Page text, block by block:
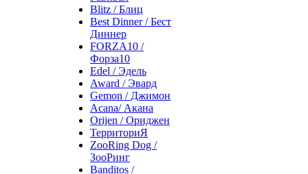
Blitz / Блиц
Best Dinner / Бест
Диннер
FORZA10 /
Форза10
Edel / Эдель
Award / Эвард
Gemon / Джимон
Acana/ Акана
Orijen / Ориджен
ТерриториЯ
ZooRing Dog /
ЗооРинг
Banditos /